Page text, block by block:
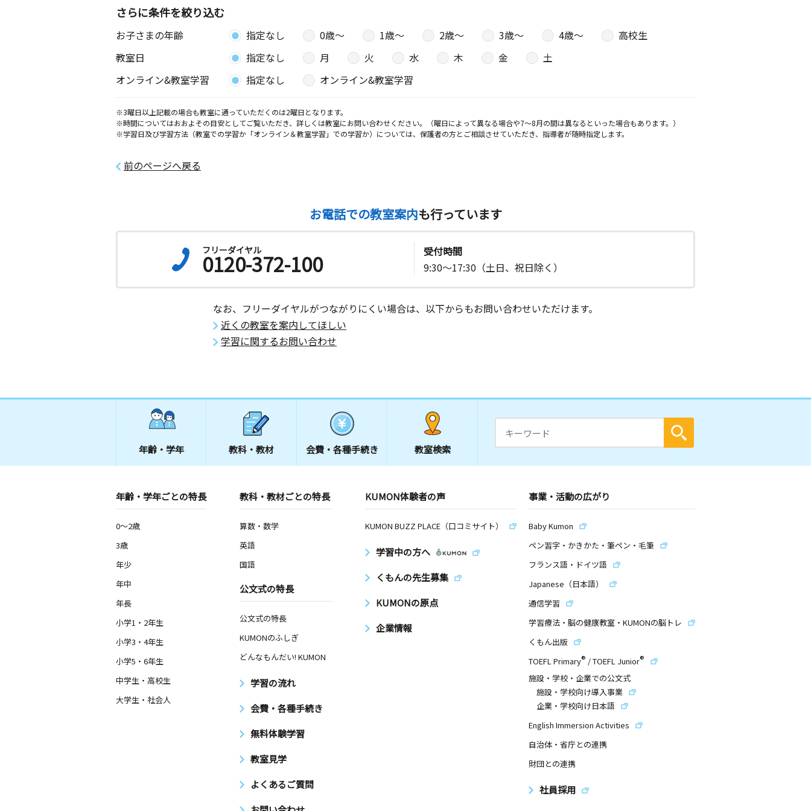
さらに条件を絞り込む
お子さまの年齢 指定なし 0歳〜 1歳〜 2歳〜 3歳〜 4歳〜
高校生
教室日
指定なし 月 火 水 木 金
土
オンライン&教室学習
指定なし オンライン&教室学習
※3曜日以上記載の場合も教室に通っていただくのは2曜日となります。
※時間についてはおおよその目安としてご覧いただき、詳しくは教室にお問い合わせください。（曜日によって異なる場合や7～8月の間は異なるといった場合もあります。）
※学習日及び学習方法（教室での学習か「オンライン＆教室学習」での学習か）については、保護者の方とご相談させていただき、指導者が随時指定します。
前のページへ戻る
お電話での教室案内も行っています
フリーダイヤル
0120-372-100
受付時間
9:30～17:30（土日、祝日除く）
なお、フリーダイヤルがつながりにくい場合は、以下からもお問い合わせいただけます。
近くの教室を案内してほしい
学習に関するお問い合わせ
年齢・学年 教科・教材 会費・ 各種手続き 教室検索
年齢・学年ごとの特長
0～2歳
3歳
年少
年中
年長
小学1・2年生
小学3・4年生
小学5・6年生
中学生・高校生
大学生・社会人
教科・教材ごとの特長
算数・数学
英語
国語
公文式の特長
公文式の特長
KUMONのふしぎ
どんなもんだい! KUMON
学習の流れ
会費・各種手続き
無料体験学習
教室見学
よくあるご質問
KUMON体験者の声
KUMON BUZZ PLACE（口コミサイト）
学習中の方へ
くもんの先生募集
KUMONの原点
企業情報
事業・活動の広がり
Baby Kumon
ペン習字・かきかた・筆ペン・毛筆
フランス語・ドイツ語
Japanese（日本語）
通信学習
学習療法・脳の健康教室・KUMONの脳トレ
くもん出版
TOEFL Primary® /TOEFL Junior®
施設・学校・企業での公文式
施設・学校向け導入事業
企業・学校向け日本語
English Immersion Activities
自治体・省庁との連携
財団との連携
社員採用